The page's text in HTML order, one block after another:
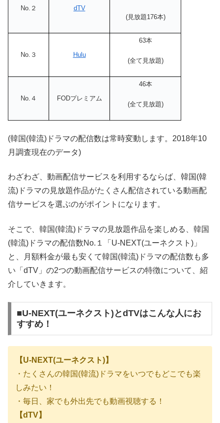
No.２ dTV
(見放題176本)
No.３ Hulu
63本
(全て見放題)
No.４ FODプレミアム
46本
(全て見放題)
(韓国(韓流)ドラマの配信数は常時変動します。2018年10
月調査現在のデータ)
わざわざ、動画配信サービスを利用するならば、韓国(韓
流)ドラマの見放題作品がたくさん配信されている動画配
信サービスを選ぶのがポイントになります。
そこで、韓国(韓流)ドラマの見放題作品を楽しめる、韓国
(韓流)ドラマの配信数No.１「U-NEXT(ユーネクスト)」
と、月額料金が最も安くて韓国(韓流)ドラマの配信数も多
い「dTV」の2つの動画配信サービスの特徴について、紹
介していきます。
■U-NEXT(ユーネクスト)とdTVはこんな人にお
すすめ！
【U-NEXT(ユーネクスト)】
・たくさんの韓国(韓流)ドラマをいつでもどこでも楽
しみたい！
・毎日、家でも外出先でも動画視聴する！
【dTV】